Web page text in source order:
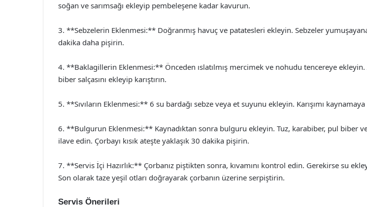
soğan ve sarımsağı ekleyip pembeleşene kadar kavurun.
3. **Sebzelerin Eklenmesi:** Doğranmış havuç ve patatesleri ekleyin. Sebzeler
dakika daha pişirin.
4. **Baklagillerin Eklenmesi:** Önceden ıslatılmış mercimek ve nohudu tencereye ekleyin.
biber salçasını ekleyip karıştırın.
5. **Sıvıların Eklenmesi:** 6 su bardağı sebze veya et suyunu ekleyin. Karışımı kaynamaya
6. **Bulgurun Eklenmesi:** Kaynadıktan sonra bulguru ekleyin. Tuz, karabiber, pul biber
ilave edin. Çorbayı kısık ateşte yaklaşık 30 dakika pişirin.
7. **Servis İçi Hazırlık:** Çorbanız piştikten sonra, kıvamını kontrol edin. Gerekirse su
Son olarak taze yeşil otları doğrayarak çorbanın üzerine serpiştirin.
Servis Önerileri